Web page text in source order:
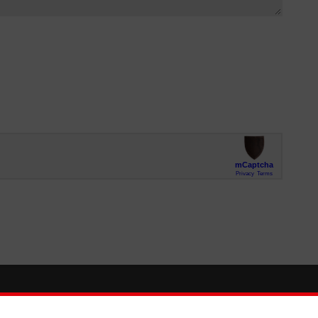
So finden Sie uns